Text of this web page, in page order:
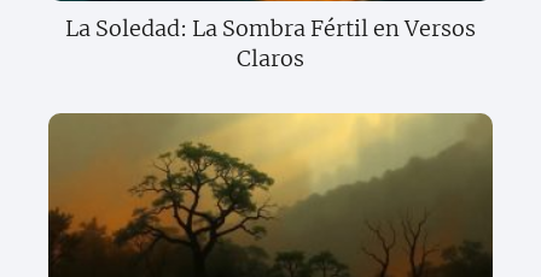
La Soledad: La Sombra Fértil en Versos
Claros